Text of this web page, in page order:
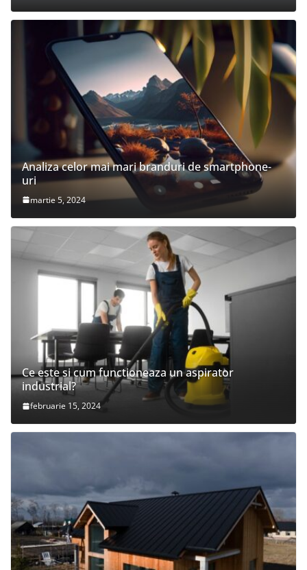
Analiza celor mai mari branduri de smartphone-
uri
martie 5, 2024
Ce este si cum functioneaza un aspirator
industrial?
februarie 15, 2024